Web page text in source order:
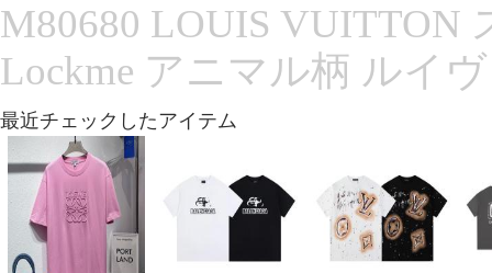
M80680 LOUIS VUITTON
Lockme アニマル柄 ルイ
最近チェックしたアイテム